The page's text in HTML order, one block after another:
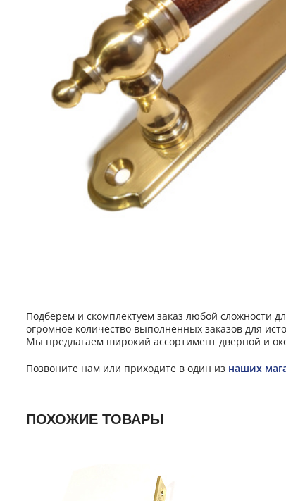
Подберем и скомплектуем заказ любой сложности
огромное количество выполненных заказов для
Мы предлагаем широкий ассортимент дверной и
Позвоните нам или приходите в один из наших
ПОХОЖИЕ ТОВАРЫ